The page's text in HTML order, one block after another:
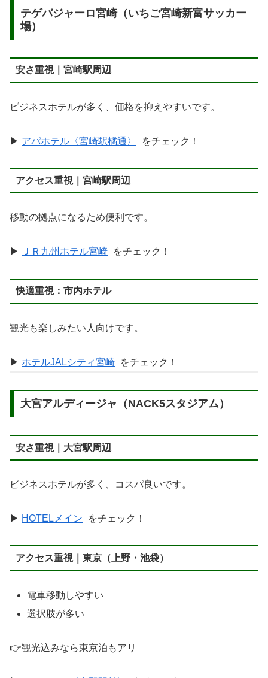
テゲバジャーロ宮崎（いちご宮崎新富サッカー
場）
安さ重視｜宮崎駅周辺
ビジネスホテルが多く、価格を抑えやすいです。
▶︎ アパホテル〈宮崎駅橘通〉 をチェック！
アクセス重視｜宮崎駅周辺
移動の拠点になるため便利です。
▶︎ ＪＲ九州ホテル宮崎 をチェック！
快適重視：市内ホテル
観光も楽しみたい人向けです。
▶︎ ホテルJALシティ宮崎 をチェック！
大宮アルディージャ（NACK5スタジアム）
安さ重視｜大宮駅周辺
ビジネスホテルが多く、コスパ良いです。
▶ HOTELメイン をチェック！
アクセス重視｜東京（上野・池袋）
電車移動しやすい
選択肢が多い
👉観光込みなら東京泊もアリ